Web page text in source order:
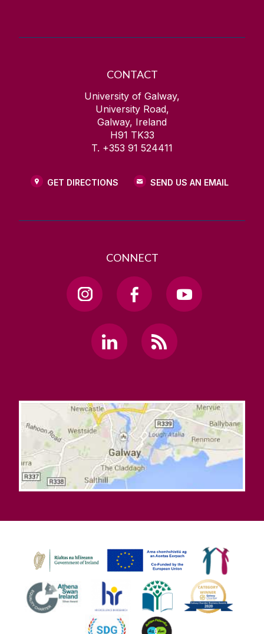
CONTACT
University of Galway,
University Road,
Galway, Ireland
H91 TK33
T. +353 91 524411
GET DIRECTIONS SEND US AN EMAIL
CONNECT